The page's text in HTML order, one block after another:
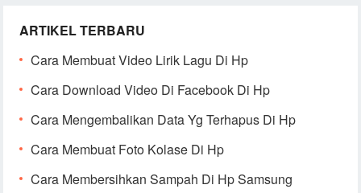
ARTIKEL TERBARU
Cara Membuat Video Lirik Lagu Di Hp
Cara Download Video Di Facebook Di Hp
Cara Mengembalikan Data Yg Terhapus Di Hp
Cara Membuat Foto Kolase Di Hp
Cara Membersihkan Sampah Di Hp Samsung